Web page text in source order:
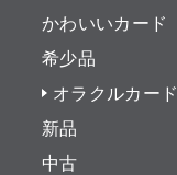
かわいいカード
希少品
オラクルカード
新品
中古